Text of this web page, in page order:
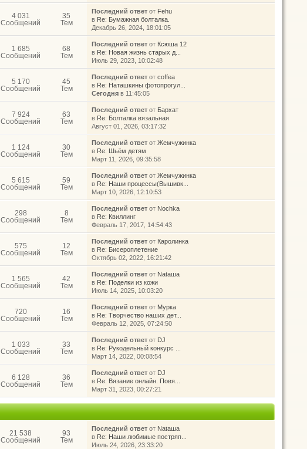
4 031
Сообщений
35
Тем
Последний ответот Fehu
в Re: Бумажная болталка.
Декабрь 26, 2024, 18:01:05
1 685
Сообщений
68
Тем
Последний ответот Ксюша 12
в Re: Новая жизнь старых д...
Июль 29, 2023, 10:02:48
5 170
Сообщений
45
Тем
Последний ответот coffea
в Re: Наташкины фотопрогул...
Сегодняв 11:45:05
7 924
Сообщений
63
Тем
Последний ответот Бархат
в Re: Болталка вязальная
Август 01, 2026, 03:17:32
1 124
Сообщений
30
Тем
Последний ответот Жемчужинка
в Re: Шьём детям
Март 11, 2026, 09:35:58
5 615
Сообщений
59
Тем
Последний ответот Жемчужинка
в Re: Наши процессы(Вышивк...
Март 10, 2026, 12:10:53
298
Сообщений
8
Тем
Последний ответот Nochka
в Re: Квиллинг
Февраль 17, 2017, 14:54:43
575
Сообщений
12
Тем
Последний ответот Каролинка
в Re: Бисероплетение
Октябрь 02, 2022, 16:21:42
1 565
Сообщений
42
Тем
Последний ответот Nataшa
в Re: Поделки из кожи
Июль 14, 2025, 10:03:20
720
Сообщений
16
Тем
Последний ответот Мурка
в Re: Творчество наших дет...
Февраль 12, 2025, 07:24:50
1 033
Сообщений
33
Тем
Последний ответот DJ
в Re: Рукодельный конкурс ...
Март 14, 2022, 00:08:54
6 128
Сообщений
36
Тем
Последний ответот DJ
в Re: Вязание онлайн. Повя...
Март 31, 2023, 00:27:21
21 538
Сообщений
93
Тем
Последний ответот Nataшa
в Re: Наши любимые постряп...
Июль 24, 2026, 23:33:20